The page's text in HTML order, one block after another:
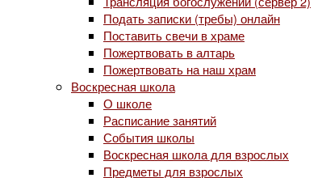
Подать записки (требы) онлайн
Поставить свечи в храме
Пожертвовать в алтарь
Пожертвовать на наш храм
Воскресная школа
О школе
Расписание занятий
События школы
Воскресная школа для взрослых
Предметы для взрослых